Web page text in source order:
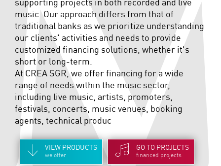
supporting projects in both recorded and live
music. Our approach differs from that of
traditional banks as we prioritize understanding
our clients' activities and needs to provide
customized financing solutions, whether it's
short or long-term.
At CREA SGR, we offer financing for a wide
range of needs within the music sector,
including live music, artists, promoters,
festivals, concerts, music venues, booking
agents, technical produc
VIEW PRODUCTS
we offer
GO TO PROJECTS
financed projects